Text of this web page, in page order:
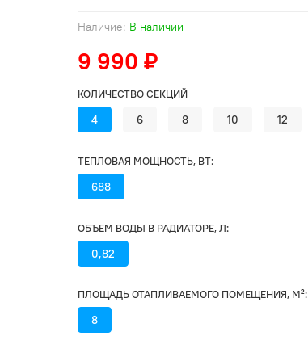
Наличие: В наличии
9 990 ₽
КОЛИЧЕСТВО СЕКЦИЙ
4 6 8 10 12
ТЕПЛОВАЯ МОЩНОСТЬ, ВТ:
688
ОБЪЕМ ВОДЫ В РАДИАТОРЕ, Л:
0,82
ПЛОЩАДЬ ОТАПЛИВАЕМОГО ПОМЕЩЕНИЯ, М²:
8